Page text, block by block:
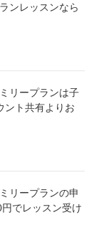
ンレッスンなら
リープランは子
ント共有よりお
リープランの申
でレッスン受け